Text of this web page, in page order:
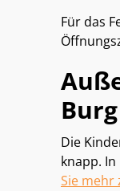
Für das
Burg
Die
knapp.
Sie mehr